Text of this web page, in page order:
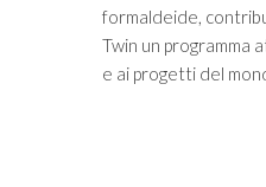
formaldeide,
Twin un programma
e ai progetti del